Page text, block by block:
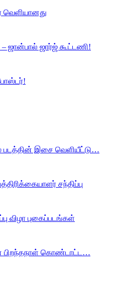
வெளியானது
ஜார்ஜ் கூட்டணி!
இசை வெளியீட்டு…
சந்திப்பு
விழா புகைப்படங்கள்
பிறந்தநாள் கொண்டாட்ட…